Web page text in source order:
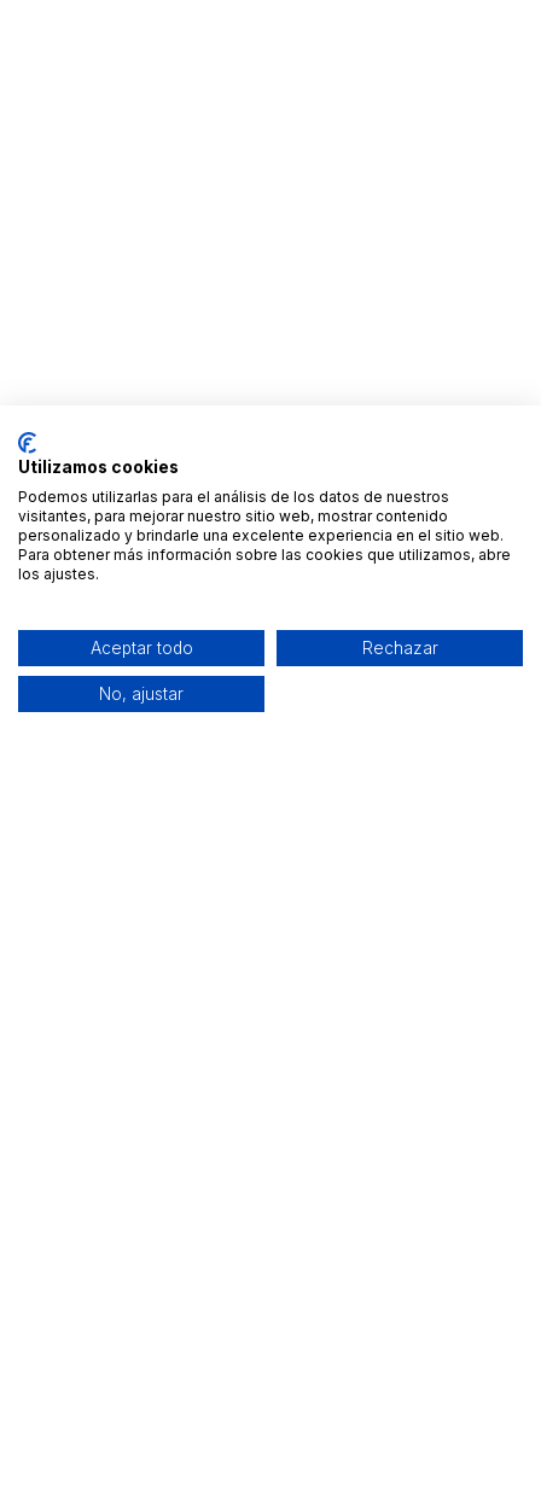
Utilizamos cookies
Podemos utilizarlas para el análisis de los datos de nuestros
visitantes, para mejorar nuestro sitio web, mostrar contenido
personalizado y brindarle una excelente experiencia en el sitio web.
Para obtener más información sobre las cookies que utilizamos, abre
los ajustes.
Aceptar todo Rechazar
No, ajustar